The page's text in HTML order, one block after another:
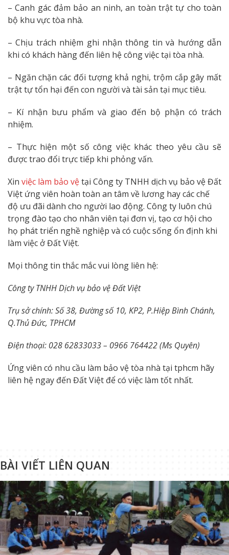
– Canh gác đảm bảo an ninh, an toàn trật tự cho toàn
bộ khu vực tòa nhà.
– Chịu trách nhiệm ghi nhận thông tin và hướng dẫn
khi có khách hàng đến liên hệ công việc tại tòa nhà.
– Ngăn chặn các đối tượng khả nghi, trộm cắp gây mất
trật tự tổn hại đến con người và tài sản tại mục tiêu.
– Kí nhận bưu phẩm và giao đến bộ phận có trách
nhiệm.
– Thực hiện một số công việc khác theo yêu cầu sẽ
được trao đổi trực tiếp khi phỏng vấn.
Xin việc làm bảo vệtại Công ty TNHH dịch vụ bảo vệ Đất
Việt ứng viên hoàn toàn an tâm về lương hay các chế
độ ưu đãi dành cho người lao động. Công ty luôn chú
trọng đào tạo cho nhân viên tại đơn vị, tạo cơ hội cho
họ phát triển nghề nghiệp và có cuộc sống ổn định khi
làm việc ở Đất Việt.
Mọi thông tin thắc mắc vui lòng liên hệ:
Công ty TNHH Dịch vụ bảo vệ Đất Việt
Trụ sở chính: Số 38, Đường số 10, KP2, P.Hiệp Bình Chánh,
Q.Thủ Đức, TPHCM
Điện thoại: 028 62833033 – 0966 764422 (Ms Quyên)
Ứng viên có nhu cầu làm bảo vệ tòa nhà tại tphcm hãy
liên hệ ngay đến Đất Việt để có việc làm tốt nhất.
BÀI VIẾT LIÊN QUAN